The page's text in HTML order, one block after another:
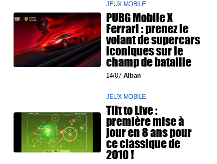
JEUX MOBILE
PUBG Mobile X
Ferrari : prenez le
volant de supercars
iconiques sur le
champ de bataille
14/07Alban
JEUX MOBILE
Tilt to Live :
première mise à
jour en 8 ans pour
ce classique de
2010 !